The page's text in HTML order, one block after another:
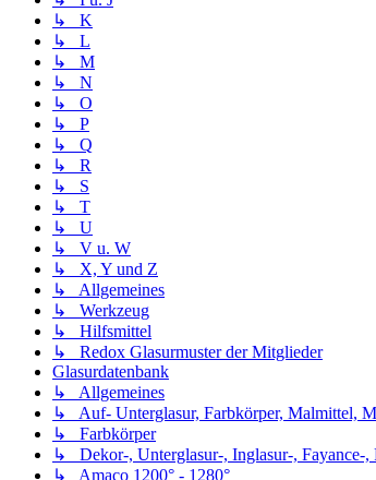
↳ K
↳ L
↳ M
↳ N
↳ O
↳ P
↳ Q
↳ R
↳ S
↳ T
↳ U
↳ V u. W
↳ X, Y und Z
↳ Allgemeines
↳ Werkzeug
↳ Hilfsmittel
↳ Redox Glasurmuster der Mitglieder
Glasurdatenbank
↳ Allgemeines
↳ Auf- Unterglasur, Farbkörper, Malmittel,
↳ Farbkörper
↳ Dekor-, Unterglasur-, Inglasur-, Fayance-,
↳ Amaco 1200° - 1280°